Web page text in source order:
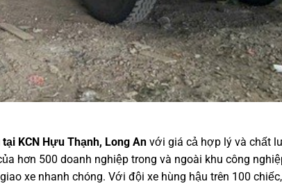
KCN Hựu Thạnh, Long An với giá cả hợp lý và chất
hơn 500 doanh nghiệp trong và ngoài khu công
xe nhanh chóng. Với đội xe hùng hậu trên 100 chiếc,